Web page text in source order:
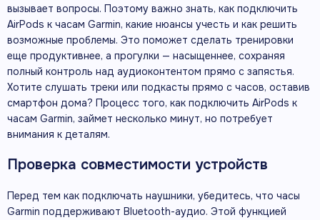
вызывает вопросы. Поэтому важно знать, как подключить
AirPods к часам Garmin, какие нюансы учесть и как решить
возможные проблемы. Это поможет сделать тренировки
еще продуктивнее, а прогулки — насыщеннее, сохраняя
полный контроль над аудиоконтентом прямо с запястья.
Хотите слушать треки или подкасты прямо с часов, оставив
смартфон дома? Процесс того, как подключить AirPods к
часам Garmin, займет несколько минут, но потребует
внимания к деталям.
Проверка совместимости устройств
Перед тем как подключать наушники, убедитесь, что часы
Garmin поддерживают Bluetooth-аудио. Этой функцией